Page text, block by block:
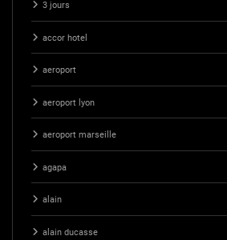
3 jours
accor hotel
aeroport
aeroport lyon
aeroport marseille
agapa
alain
alain ducasse